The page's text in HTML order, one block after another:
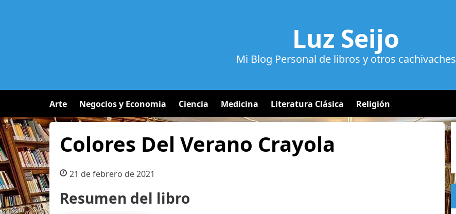
Luz Seijo
Mi Blog Personal de libros y otros cachivaches
Arte Negocios y Economia Ciencia Medicina Literatura Clásica Religión
Colores Del Verano Crayola
21 de febrero de 2021
Resumen del libro